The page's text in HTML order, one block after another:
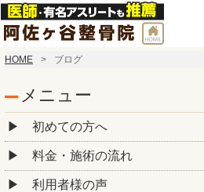
HOME ブログ
メニュー
初めての方へ
料金・施術の流れ
利用者様の声